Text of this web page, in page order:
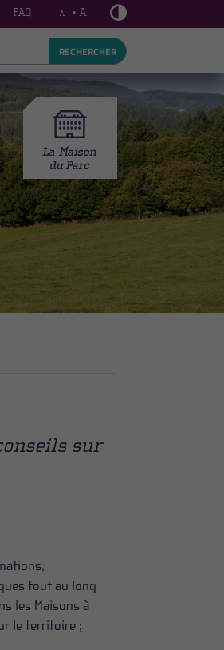
FAQ A • A
RECHERCHER
sur
tout au long
les Maisons à
le territoire ;